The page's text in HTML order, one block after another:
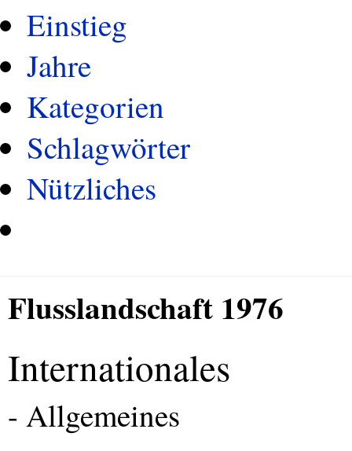
Einstieg
Jahre
Kategorien
Schlagwörter
Nützliches
Flusslandschaft 1976
Internationales
- Allgemeines